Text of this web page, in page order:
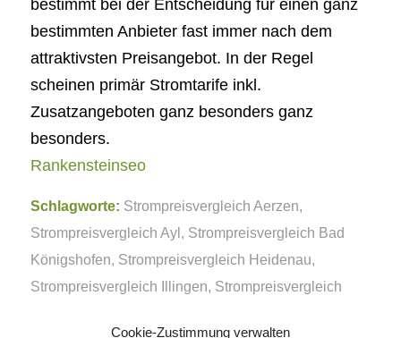
Cookie-Zustimmung verwalten
bestimmt bei der Entscheidung für einen ganz
bestimmten Anbieter fast immer nach dem
attraktivsten Preisangebot. In der Regel
scheinen primär Stromtarife inkl.
Zusatzangeboten ganz besonders ganz
besonders.
Rankensteinseo
Schlagworte: Strompreisvergleich Aerzen,
Strompreisvergleich Ayl , Strompreisvergleich Bad
Königshofen, Strompreisvergleich Heidenau,
Strompreisvergleich Illingen, Strompreisvergleich